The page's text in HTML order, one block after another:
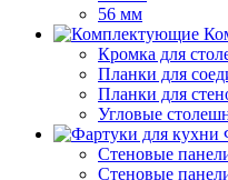
56 мм
Кромка для
Планки для
Планки для
Угловые
Стеновые
Стеновые